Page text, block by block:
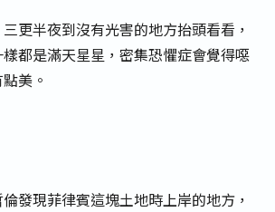
更半夜到沒有光害的地方抬頭看看，
都是滿天星星，密集恐懼症會覺得噁
美。
發現菲律賓這塊土地時上岸的地方，